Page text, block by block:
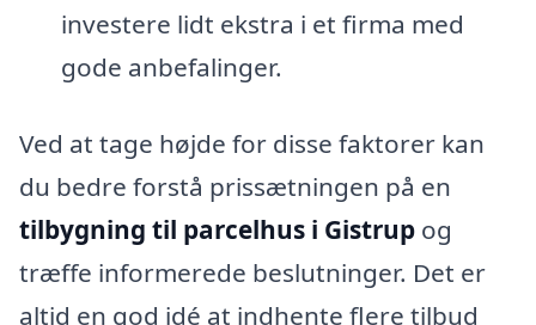
investere lidt ekstra i et firma med
gode anbefalinger.
Ved at tage højde for disse faktorer kan
du bedre forstå prissætningen på en
tilbygning til parcelhus i Gistrup og
træffe informerede beslutninger. Det er
altid en god idé at indhente flere tilbud